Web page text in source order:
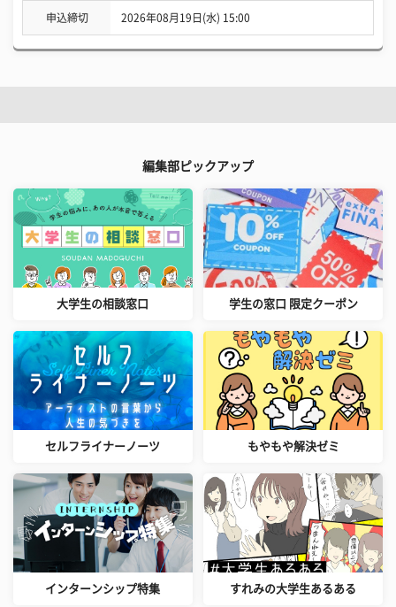
申込締切 2026年08月19日(水) 15:00
編集部ピックアップ
大学生の相談窓口 学生の窓口 限定クーポン
セルフライナーノーツ もやもや解決ゼミ
インターンシップ特集 すれみの大学生あるある